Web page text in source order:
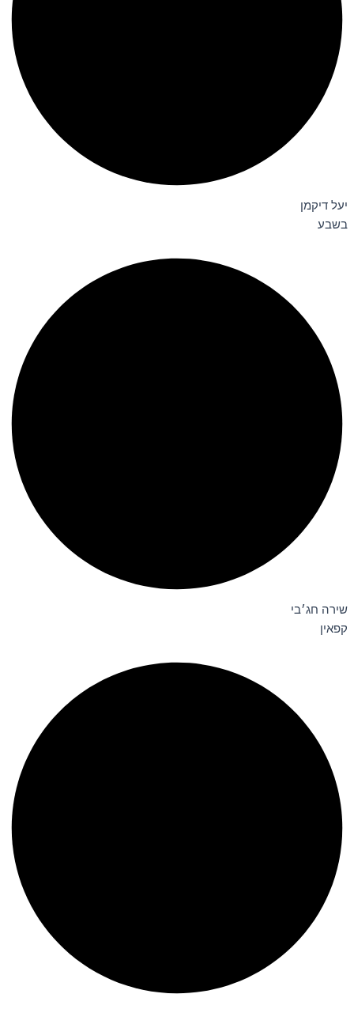
יעל דיקמן
בשבע
שירה חג׳בי
קפאין